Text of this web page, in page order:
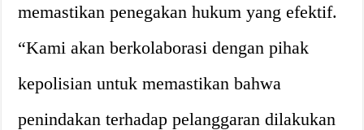
memastikan penegakan hukum yang efektif.
“Kami akan berkolaborasi dengan pihak
kepolisian untuk memastikan bahwa
penindakan terhadap pelanggaran dilakukan